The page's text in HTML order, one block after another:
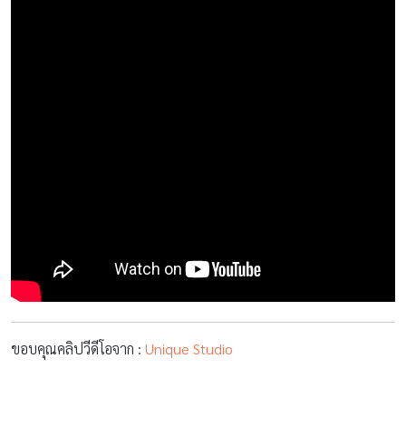
ขอบคุณคลิปวีดีโอจาก : Unique Studio